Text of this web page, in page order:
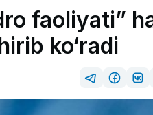
faoliyati”
ko‘radi